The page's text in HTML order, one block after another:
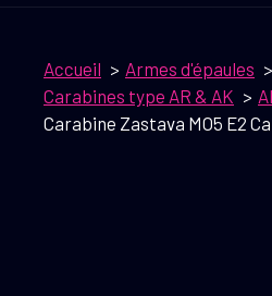
Accueil
Armes d'épaules
Carabines type AR & AK
Carabine Zastava MO5 E2